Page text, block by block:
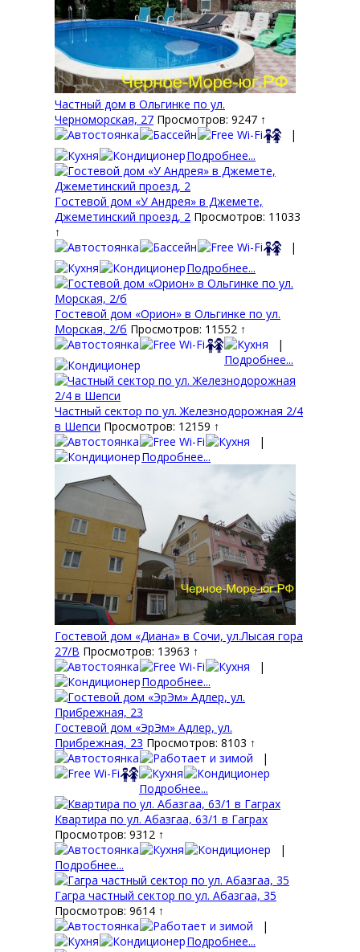
Частный дом в Ольгинке по ул.
Черноморская, 27 Просмотров: 9247 ↑
|
Подробнее...
Гостевой дом «У Андрея» в Джемете,
Джеметинский проезд, 2 Просмотров: 11033
↑
|
Подробнее...
Гостевой дом «Орион» в Ольгинке по ул.
Морская, 2/б Просмотров: 11552 ↑
|
Подробнее...
Частный сектор по ул. Железнодорожная 2/4
в Шепси Просмотров: 12159 ↑
|
Подробнее...
Гостевой дом «Диана» в Сочи, ул.Лысая гора
27/В Просмотров: 13963 ↑
|
Подробнее...
Гостевой дом «ЭрЭм» Адлер, ул.
Прибрежная, 23 Просмотров: 8103 ↑
|
Подробнее...
Квартира по ул. Абазгаа, 63/1 в Гаграх
Просмотров: 9312 ↑
|
Подробнее...
Гагра частный сектор по ул. Абазгаа, 35
Просмотров: 9614 ↑
|
Подробнее...